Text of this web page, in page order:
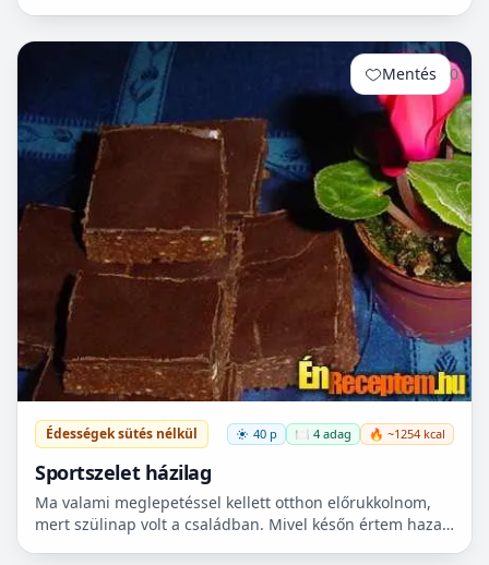
Mentés 0
Édességek sütés nélkül 40 p 🍽️ 4 adag 🔥 ~1254 kcal
Sportszelet házilag
Ma valami meglepetéssel kellett otthon előrukkolnom,
mert szülinap volt a családban. Mivel későn értem haza